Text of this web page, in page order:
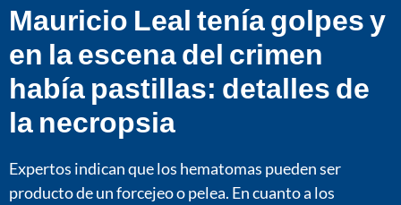
Mauricio Leal tenía golpes y
en la escena del crimen
había pastillas: detalles de
la necropsia
Expertos indican que los hematomas pueden ser
producto de un forcejeo o pelea. En cuanto a los